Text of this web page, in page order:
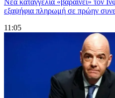
Νέα καταγγελία «βαραίνει» τον
εξαψήφια πληρωμή σε πρώην
11:05